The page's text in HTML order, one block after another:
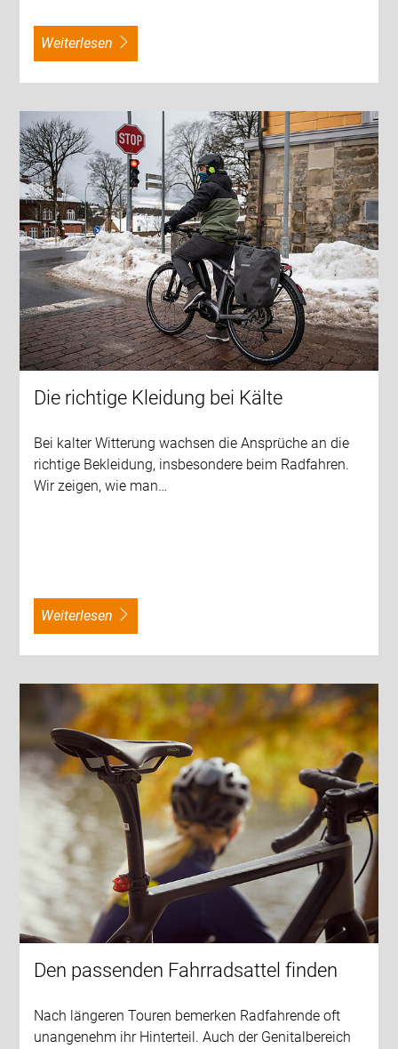
weiterlesen
Die richtige Kleidung bei Kälte
Bei kalter Witterung wachsen die Ansprüche an die
richtige Bekleidung, insbesondere beim Radfahren.
Wir zeigen, wie man…
weiterlesen
Den passenden Fahrradsattel finden
Nach längeren Touren bemerken Radfahrende oft
unangenehm ihr Hinterteil. Auch der Genitalbereich